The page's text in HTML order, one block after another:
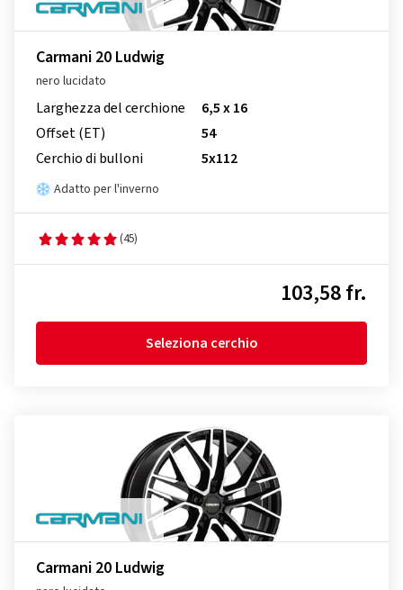
Carmani 20 Ludwig
nero lucidato
Larghezza del cerchione
6,5 x 16
Offset (ET)
54
Cerchio di bulloni
5x112
Adatto per l'inverno
(45)
103,58 fr.
Seleziona cerchio
Carmani 20 Ludwig